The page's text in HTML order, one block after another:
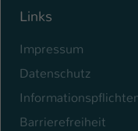
Links
Impressum
Datenschutz
Barrierefreiheit